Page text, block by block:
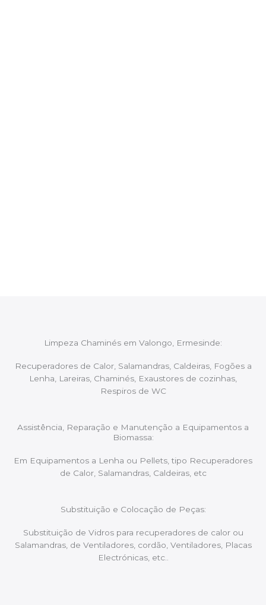
Limpeza Chaminés em Valongo, Ermesinde:
Recuperadores de Calor, Salamandras, Caldeiras, Fogões a
Lenha, Lareiras, Chaminés, Exaustores de cozinhas,
Respiros de WC
Assistência, Reparação e Manutenção a Equipamentos a
Biomassa:
Em Equipamentos a Lenha ou Pellets, tipo Recuperadores
de Calor, Salamandras, Caldeiras, etc
Substituição e Colocação de Peças:
Substituição de Vidros para recuperadores de calor ou
Salamandras, de Ventiladores, cordão, Ventiladores, Placas
Electrónicas, etc..